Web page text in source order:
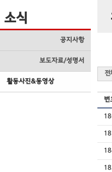
소식
공지사항
보도자료/성명서
활동사진&동영상
전
번